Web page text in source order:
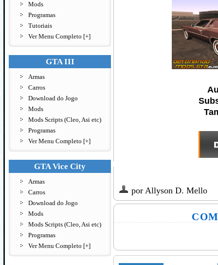
Mods
Programas
Tutoriais
Ver Menu Completo [+]
GTA III
Armas
Carros
Download do Jogo
Mods
Mods Scripts (Cleo, Asi etc)
Programas
Ver Menu Completo [+]
GTA Vice City
Armas
Carros
Download do Jogo
Mods
Mods Scripts (Cleo, Asi etc)
Programas
Ver Menu Completo [+]
por Allyson D. Mello